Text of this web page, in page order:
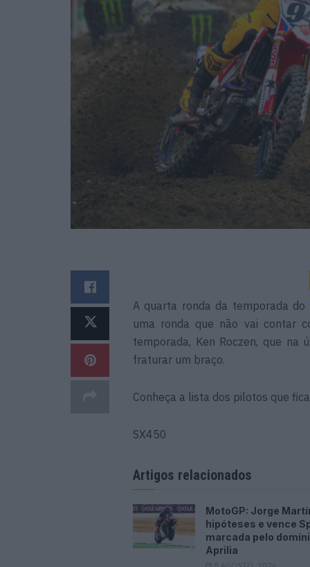
A quarta ronda da temporada do
uma ronda que não vai contar
temporada, Ken Roczen, que na
fraturar um braço.
Conheça a lista dos pilotos que
SX450
Artigos relacionados
MotoGP: Jorge
hipóteses e vence
marcada pelo
Aprilia